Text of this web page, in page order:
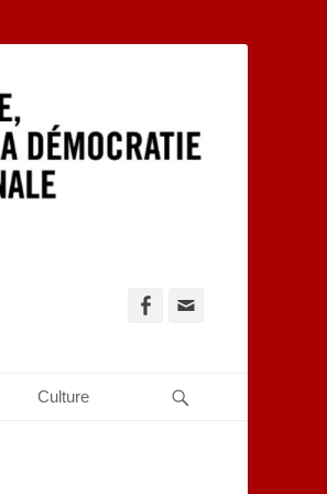
Facebook
Culture